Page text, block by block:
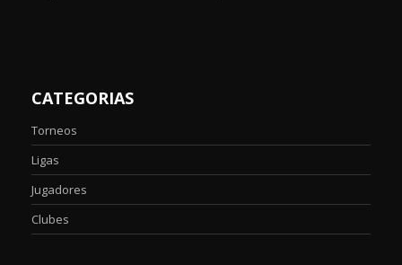
CATEGORIAS
Torneos
Ligas
Jugadores
Clubes